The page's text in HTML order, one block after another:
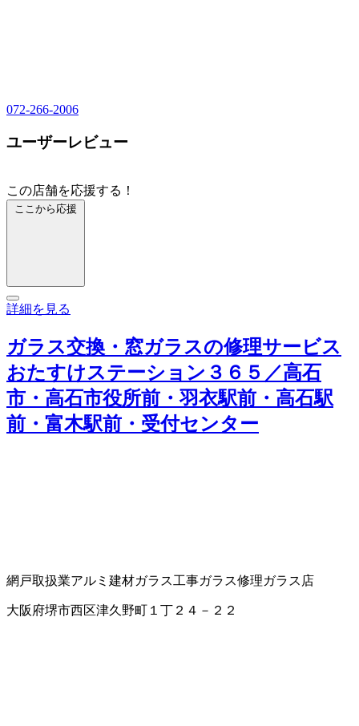
072-266-2006
ユーザーレビュー
この店舗を応援する！
ここから応援
詳細を見る
ガラス交換・窓ガラスの修理サービス
おたすけステーション３６５／高石
市・高石市役所前・羽衣駅前・高石駅
前・富木駅前・受付センター
網戸取扱業アルミ建材ガラス工事ガラス修理ガラス店
大阪府堺市西区津久野町１丁２４－２２